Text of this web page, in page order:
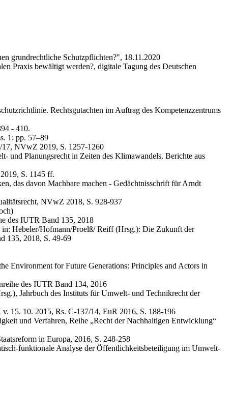
grundrechtliche Schutzpflichten?", 18.11.2020
Praxis bewältigt werden?, digitale Tagung des Deutschen
Rechtsgutachten im Auftrag des Kompetenzzentrums
- 410.
1: pp. 57–89
17, NVwZ 2019, S. 1257-1260
und Planungsrecht in Zeiten des Klimawandels. Berichte aus
S. 1145 ff.
das davon Machbare machen - Gedächtnisschrift für Arndt
NVwZ 2018, S. 928-937
des IUTR Band 135, 2018
Hebeler/Hofmann/Proelß/ Reiff (Hrsg.): Die Zukunft der
135, 2018, S. 49-69
Environment for Future Generations: Principles and Actors in
des IUTR Band 134, 2016
Jahrbuch des Instituts für Umwelt- und Technikrecht der
15. 10. 2015, Rs. C-137/14, EuR 2016, S. 188-196
und Verfahren, Reihe „Recht der Nachhaltigen Entwicklung“
in Europa, 2016, S. 248-258
funktionale Analyse der Öffentlichkeitsbeteiligung im Umwelt-